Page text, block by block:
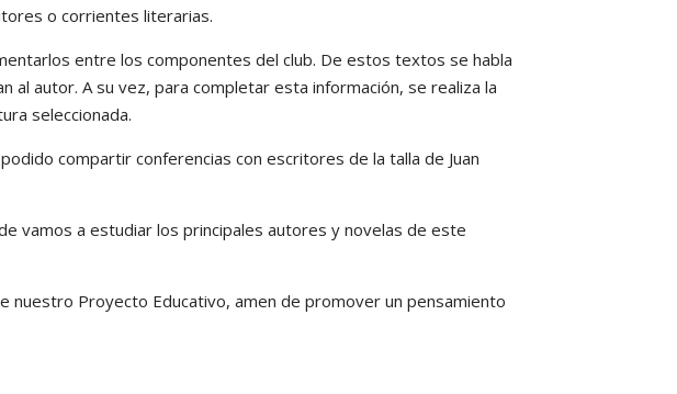
o corrientes literarias.
entre los componentes del club. De estos textos se habla
autor. A su vez, para completar esta información, se realiza la
seleccionada.
compartir conferencias con escritores de la talla de Juan
vamos a estudiar los principales autores y novelas de este
nuestro Proyecto Educativo, amen de promover un pensamiento